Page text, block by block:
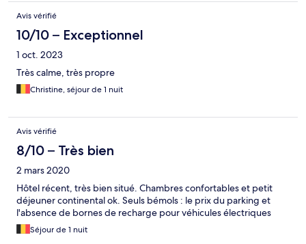
Avis vérifié
10/10 – Exceptionnel
1 oct. 2023
Très calme, très propre
Christine, séjour de 1 nuit
Avis vérifié
8/10 – Très bien
2 mars 2020
Hôtel récent, très bien situé. Chambres confortables et petit
déjeuner continental ok. Seuls bémols : le prix du parking et
l'absence de bornes de recharge pour véhicules électriques
Séjour de 1 nuit